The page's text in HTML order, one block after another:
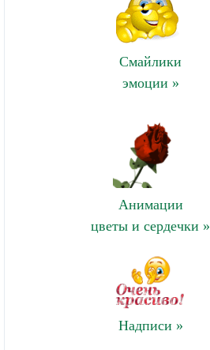
Смайлики
эмоции »
Анимации
цветы и сердечки »
Надписи »